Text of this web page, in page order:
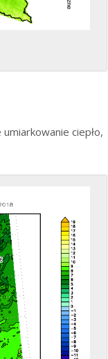
ciepło,